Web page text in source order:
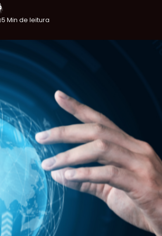
5 Min de leitura